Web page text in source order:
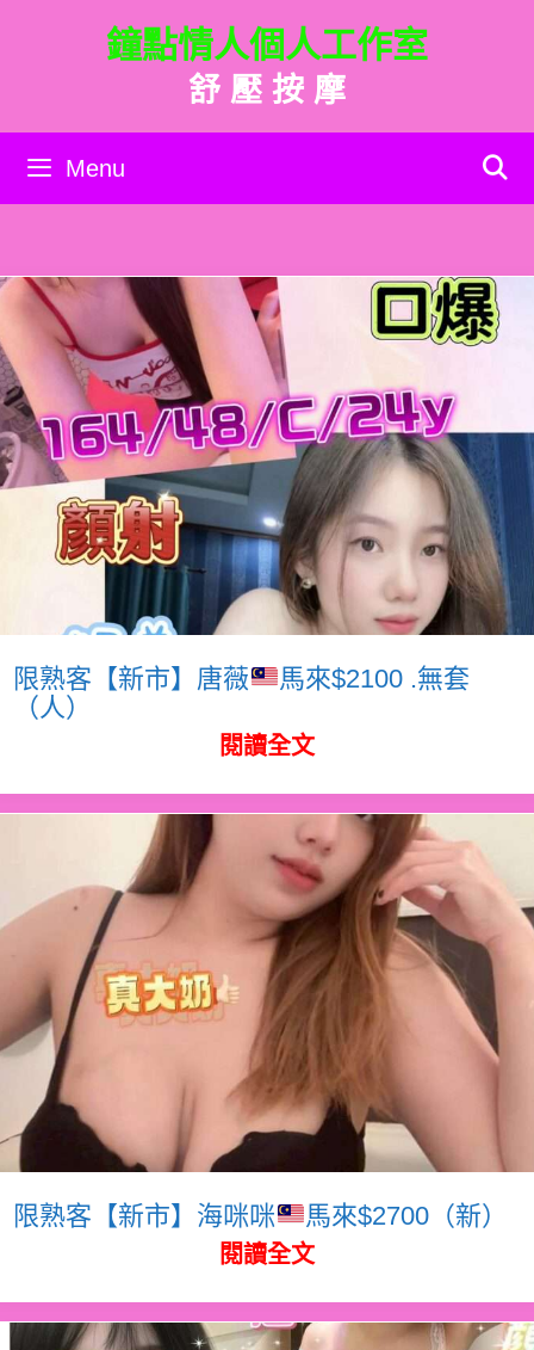
內
鐘點情人個人工作室
舒 壓 按 摩
Menu
限熟客【新市】唐薇
馬來$2100 .無套
（人）
閱讀全文
限熟客【新市】海咪咪 馬來$2700（新）
閱讀全文